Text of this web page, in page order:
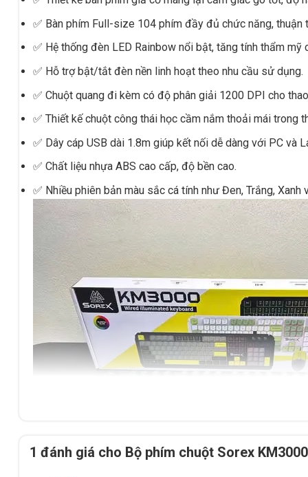
✅ Bàn phím Full-size 104 phím đầy đủ chức năng, thuận
✅ Hệ thống đèn LED Rainbow nổi bật, tăng tính thẩm mỹ
✅ Hỗ trợ bật/tắt đèn nền linh hoạt theo nhu cầu sử dụng.
✅ Chuột quang đi kèm có độ phân giải 1200 DPI cho
✅ Thiết kế chuột công thái học cầm nắm thoải mái trong
✅ Dây cáp USB dài 1.8m giúp kết nối dễ dàng với PC và
✅ Chất liệu nhựa ABS cao cấp, độ bền cao.
✅ Nhiều phiên bản màu sắc cá tính như Đen, Trắng, Xanh
1 đánh giá cho Bộ phím chuột Sorex